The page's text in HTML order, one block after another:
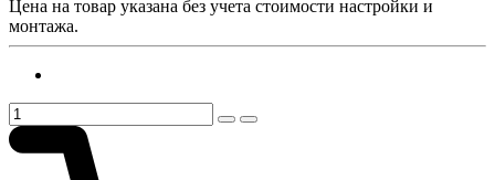
Цена на товар указана без учета стоимости настройки и
монтажа.